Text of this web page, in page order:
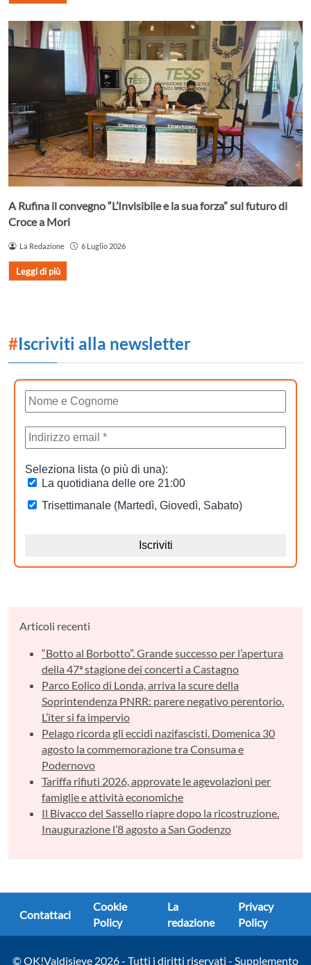
A Rufina il convegno “L’Invisibile e la sua forza” sul futuro di
Croce a Mori
La Redazione 6 Luglio 2026
Leggi di più
#Iscriviti alla newsletter
Articoli recenti
“Botto al Borbotto”. Grande successo per l’apertura
della 47ª stagione dei concerti a Castagno
Parco Eolico di Londa, arriva la scure della
Soprintendenza PNRR: parere negativo perentorio.
L’iter si fa impervio
Pelago ricorda gli eccidi nazifascisti. Domenica 30
agosto la commemorazione tra Consuma e
Podernovo
Tariffa rifiuti 2026, approvate le agevolazioni per
famiglie e attività economiche
Il Bivacco del Sassello riapre dopo la ricostruzione.
Inaugurazione l’8 agosto a San Godenzo
Contattaci
Cookie
Policy
La
redazione
Privacy
Policy
© OK!Valdisieve 2026 - Tutti i diritti riservati - Supplemento